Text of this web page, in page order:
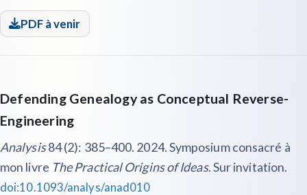
PDF à venir
Defending Genealogy as Conceptual Reverse-
Engineering
Analysis84 (2): 385–400. 2024. Symposium consacré à
mon livre The Practical Origins of Ideas. Sur invitation.
doi:10.1093/analys/anad010